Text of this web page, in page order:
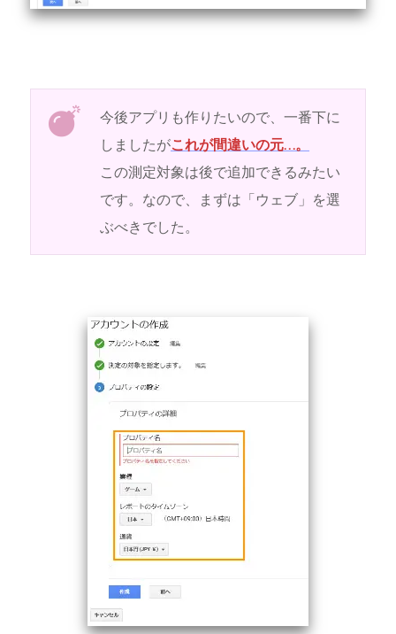
今後アプリも作りたいので、一番下に
しましたがこれが間違いの元…。
この測定対象は後で追加できるみたい
です。なので、まずは「ウェブ」を選
ぶべきでした。